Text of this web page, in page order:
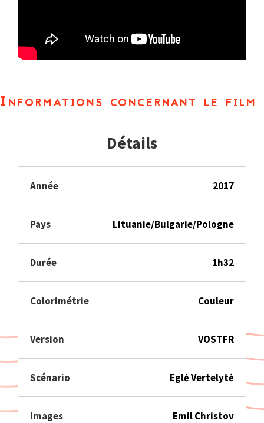
Informations concernant le film
Détails
Année 2017
Pays Lituanie/Bulgarie/Pologne
Durée 1h32
Colorimétrie Couleur
Version VOSTFR
Scénario Eglė Vertelytė
Images Emil Christov